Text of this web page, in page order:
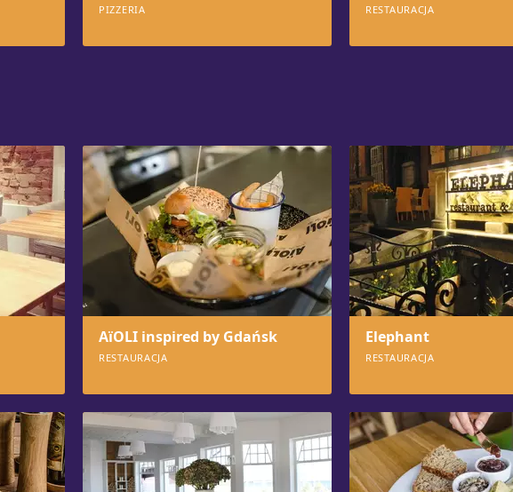
PIZZERIA RESTAURACJA
AïOLI inspired by Gdańsk
RESTAURACJA
Elephant
RESTAURACJA